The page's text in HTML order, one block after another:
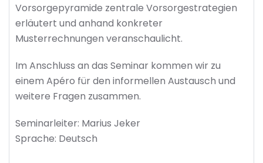
Vorsorgepyramide zentrale Vorsorgestrategien
erläutert und anhand konkreter
Musterrechnungen veranschaulicht.
Im Anschluss an das Seminar kommen wir zu
einem Apéro für den informellen Austausch und
weitere Fragen zusammen.
Seminarleiter: Marius Jeker
Sprache: Deutsch